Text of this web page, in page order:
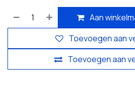
Aan
Toevoegen aan
Toevoegen aan